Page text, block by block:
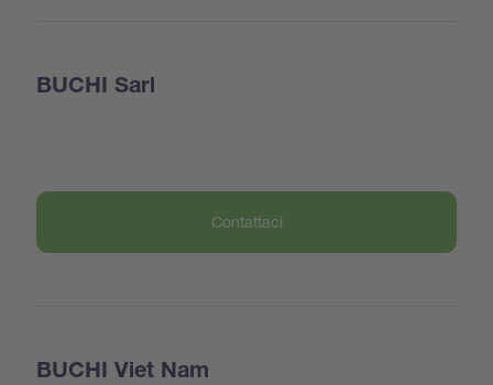
BUCHI Sarl
Contattaci
BUCHI Viet Nam